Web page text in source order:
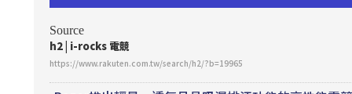
Source
h2 | i-rocks 電競
https://www.rakuten.com.tw/search/h2/?b=19965